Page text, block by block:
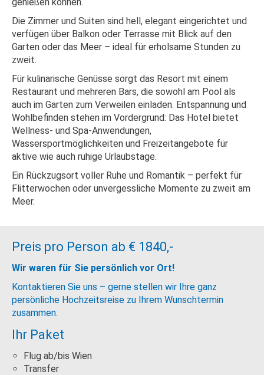
Die Zimmer und Suiten sind hell, elegant eingerichtet und
verfügen über Balkon oder Terrasse mit Blick auf den
Garten oder das Meer – ideal für erholsame Stunden zu
zweit.
Für kulinarische Genüsse sorgt das Resort mit einem
Restaurant und mehreren Bars, die sowohl am Pool als
auch im Garten zum Verweilen einladen. Entspannung und
Wohlbefinden stehen im Vordergrund: Das Hotel bietet
Wellness- und Spa-Anwendungen,
Wassersportmöglichkeiten und Freizeitangebote für
aktive wie auch ruhige Urlaubstage.
Ein Rückzugsort voller Ruhe und Romantik – perfekt für
Flitterwochen oder unvergessliche Momente zu zweit am
Meer.
Preis pro Person ab € 1840,-
Wir waren für Sie persönlich vor Ort!
Kontaktieren Sie uns – gerne stellen wir Ihre ganz
persönliche Hochzeitsreise zu Ihrem Wunschtermin
zusammen.
Ihr Paket
Flug ab/bis Wien
Transfer